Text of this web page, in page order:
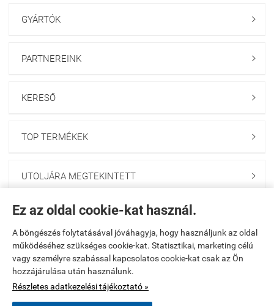
Ez az oldal cookie-kat használ.
A böngészés folytatásával jóváhagyja, hogy használjunk az oldal
működéséhez szükséges cookie-kat. Statisztikai, marketing célú
vagy személyre szabással kapcsolatos cookie-kat csak az Ön
hozzájárulása után használunk.
Részletes adatkezelési tájékoztató »
GYÁRTÓK 
PARTNEREINK 
KERESŐ 
TOP TERMÉKEK 
UTOLJÁRA MEGTEKINTETT 
HÍRLEVÉL FELIRATKOZÁS
Kezdőlap|Regisztráció|Kosár tartalma, megrendelés |
Rendelési feltételek|Bemutatkozás